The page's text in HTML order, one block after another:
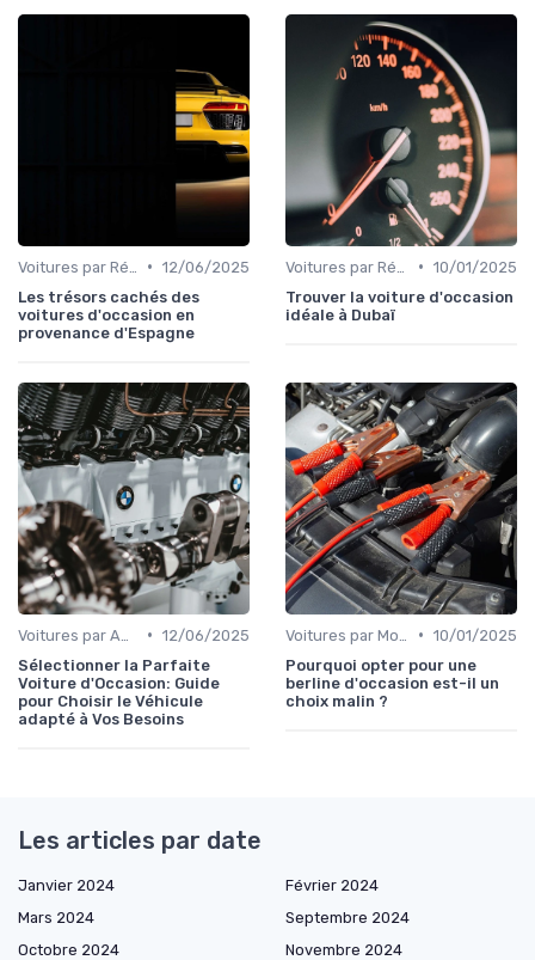
• 12/06/2025
Les trésors cachés des
voitures d'occasion en
provenance d'Espagne
• 10/01/2025
Trouver la voiture d'occasion
idéale à Dubaï
• 12/06/2025
Sélectionner la Parfaite
Voiture d'Occasion: Guide
pour Choisir le Véhicule
adapté à Vos Besoins
• 10/01/2025
Pourquoi opter pour une
berline d'occasion est-il un
choix malin ?
Les articles par date
Janvier 2024
Février 2024
Mars 2024
Septembre 2024
Octobre 2024
Novembre 2024